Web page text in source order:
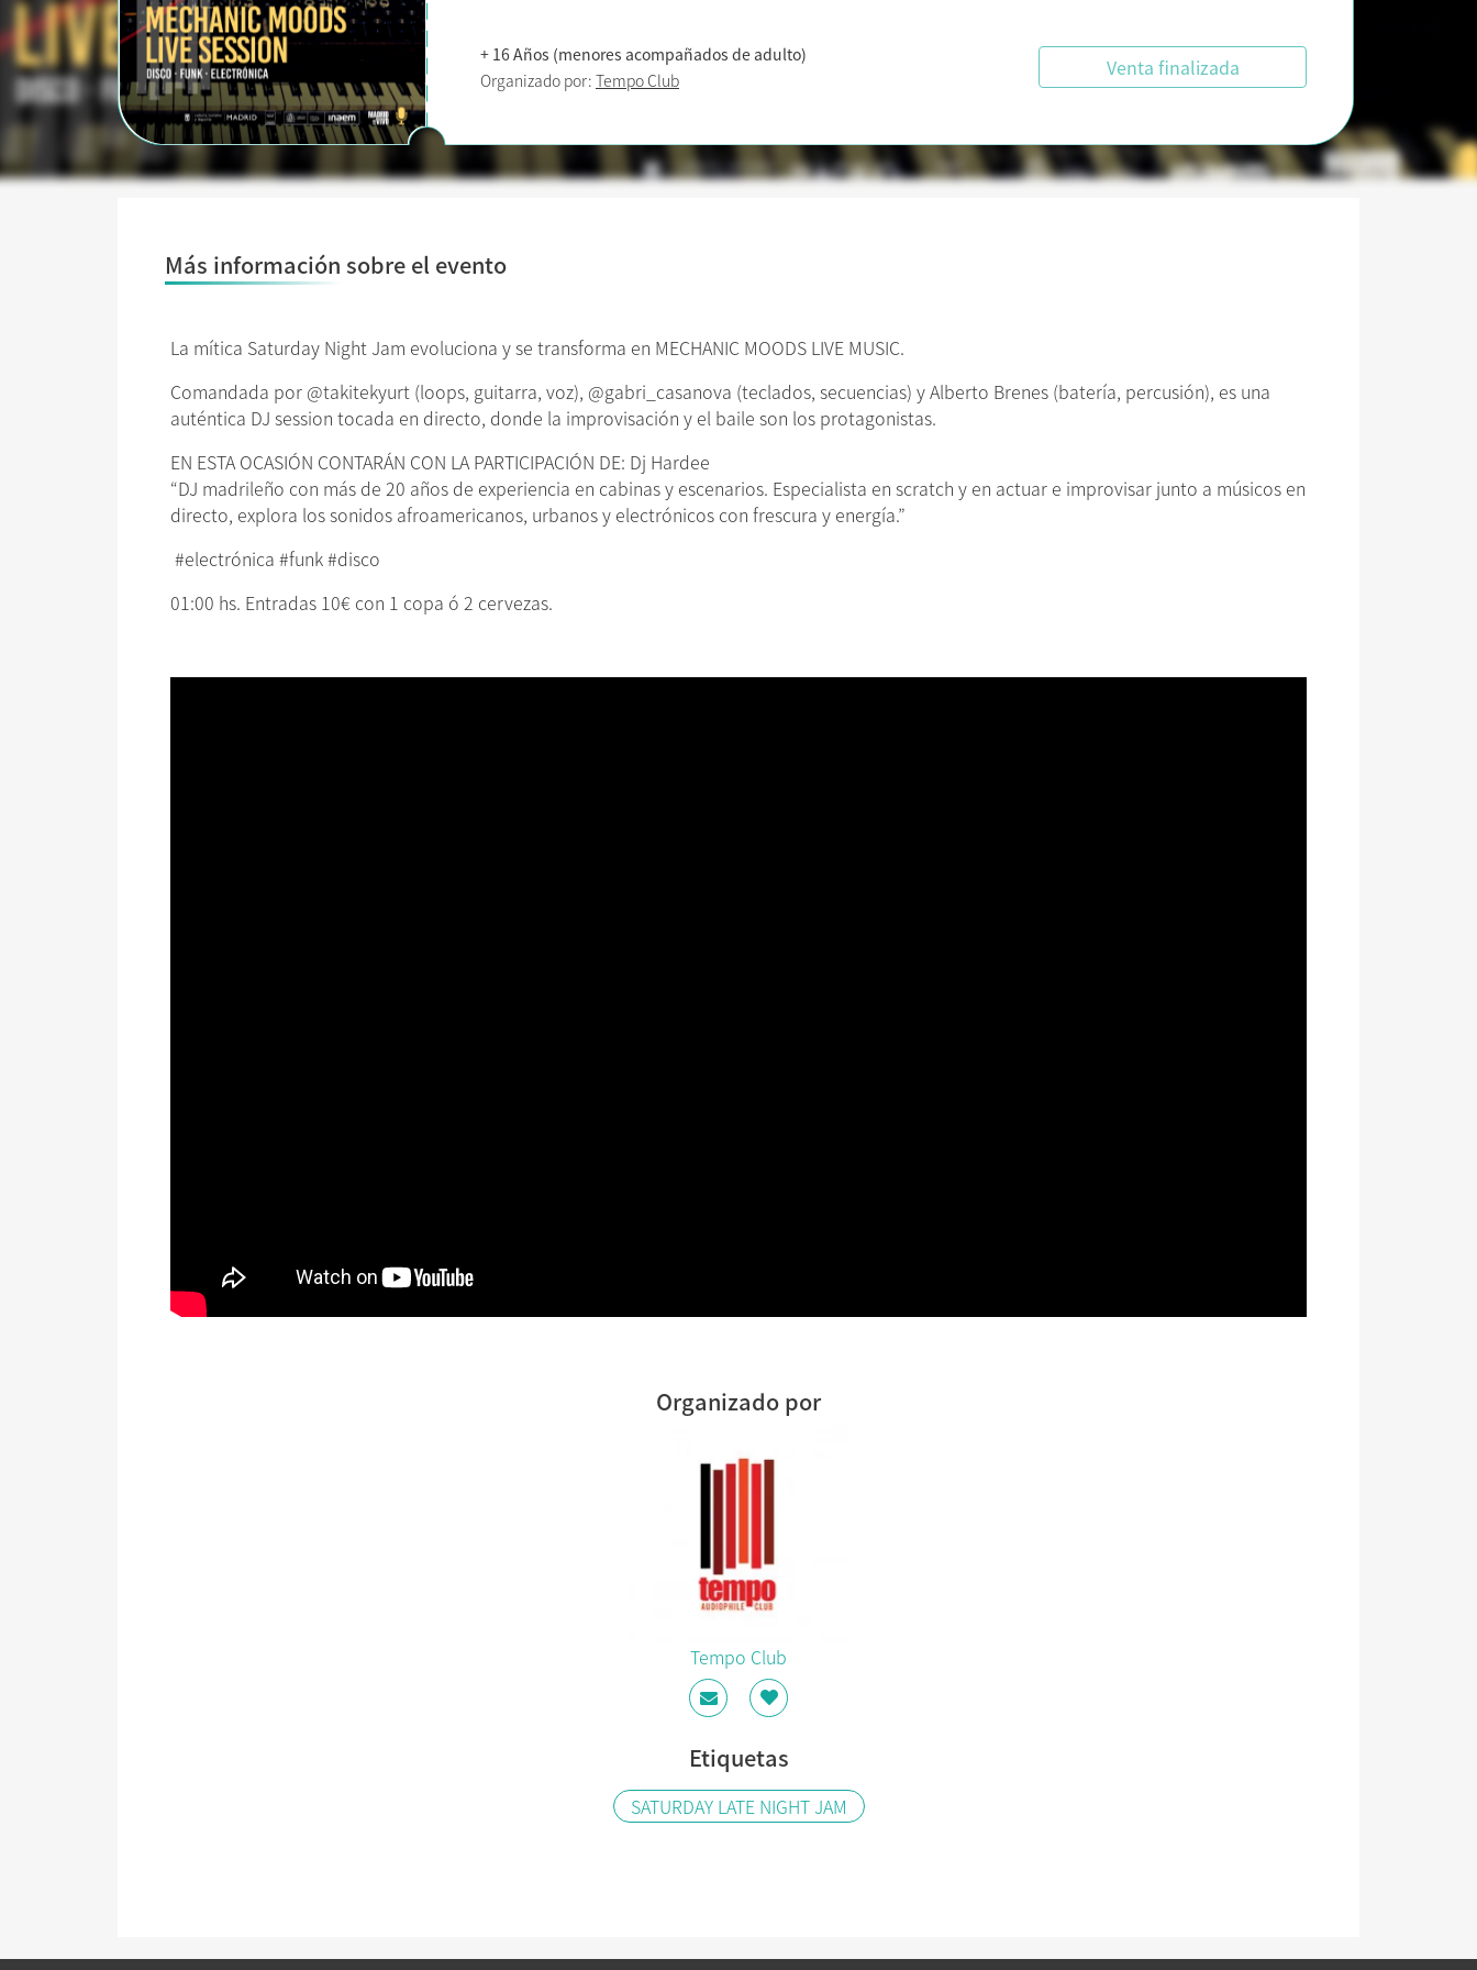
+ 16 Años (menores acompañados de adulto)
Organizado por: Tempo Club Venta finalizada
Más información sobre el evento
La mítica Saturday Night Jam evoluciona y se transforma en MECHANIC MOODS LIVE MUSIC.
Comandada por @takitekyurt (loops, guitarra, voz), @gabri_casanova (teclados, secuencias) y Alberto Brenes (batería, percusión), es una
auténtica DJ session tocada en directo, donde la improvisación y el baile son los protagonistas.
EN ESTA OCASIÓN CONTARÁN CON LA PARTICIPACIÓN DE: Dj Hardee
“DJ madrileño con más de 20 años de experiencia en cabinas y escenarios. Especialista en scratch y en actuar e improvisar junto a músicos en
directo, explora los sonidos afroamericanos, urbanos y electrónicos con frescura y energía.”
#electrónica #funk #disco
01:00 hs. Entradas 10€ con 1 copa ó 2 cervezas.
Organizado por
Tempo Club
Etiquetas
SATURDAY LATE NIGHT JAM